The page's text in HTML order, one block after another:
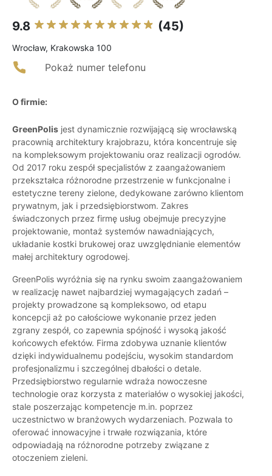
9.8 (45)
Wrocław, Krakowska 100
Pokaż numer telefonu
O firmie:
GreenPolis jest dynamicznie rozwijającą się wrocławską
pracownią architektury krajobrazu, która koncentruje się
na kompleksowym projektowaniu oraz realizacji ogrodów.
Od 2017 roku zespół specjalistów z zaangażowaniem
przekształca różnorodne przestrzenie w funkcjonalne i
estetyczne tereny zielone, dedykowane zarówno klientom
prywatnym, jak i przedsiębiorstwom. Zakres
świadczonych przez firmę usług obejmuje precyzyjne
projektowanie, montaż systemów nawadniających,
układanie kostki brukowej oraz uwzględnianie elementów
małej architektury ogrodowej.
GreenPolis wyróżnia się na rynku swoim zaangażowaniem
w realizację nawet najbardziej wymagających zadań –
projekty prowadzone są kompleksowo, od etapu
koncepcji aż po całościowe wykonanie przez jeden
zgrany zespół, co zapewnia spójność i wysoką jakość
końcowych efektów. Firma zdobywa uznanie klientów
dzięki indywidualnemu podejściu, wysokim standardom
profesjonalizmu i szczególnej dbałości o detale.
Przedsiębiorstwo regularnie wdraża nowoczesne
technologie oraz korzysta z materiałów o wysokiej jakości,
stale poszerzając kompetencje m.in. poprzez
uczestnictwo w branżowych wydarzeniach. Pozwala to
oferować innowacyjne i trwałe rozwiązania, które
odpowiadają na różnorodne potrzeby związane z
otoczeniem zieleni.